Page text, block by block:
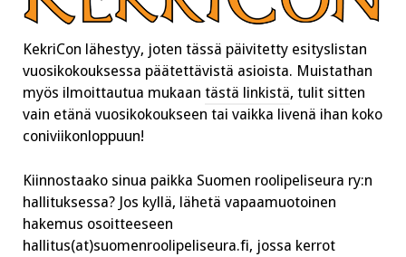
KekriCon lähestyy, joten tässä päivitetty esityslistan
vuosikokouksessa päätettävistä asioista. Muistathan
myös ilmoittautua mukaan tästä linkistä, tulit sitten
vain etänä vuosikokoukseen tai vaikka livenä ihan koko
coniviikonloppuun!
Kiinnostaako sinua paikka Suomen roolipeliseura ry:n
hallituksessa? Jos kyllä, lähetä vapaamuotoinen
hakemus osoitteeseen
hallitus(at)suomenroolipeliseura.fi, jossa kerrot